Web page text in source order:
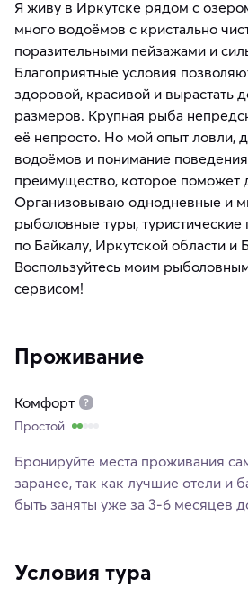
Я живу в Иркутске рядом с
много водоёмов с кристально
поразительными пейзажами и
Благоприятные условия
здоровой, красивой и вырастать
размеров. Крупная рыба
её непросто. Но мой опыт ловли,
водоёмов и понимание
преимущество, которое поможет
Организовываю однодневные и
рыболовные туры,
по Байкалу, Иркутской области и
Воспользуйтесь моим
сервисом!
Проживание
Комфорт
Простой
Бронируйте места проживания
заранее, так как лучшие отели и
быть заняты уже за 3-6 месяцев
Условия тура